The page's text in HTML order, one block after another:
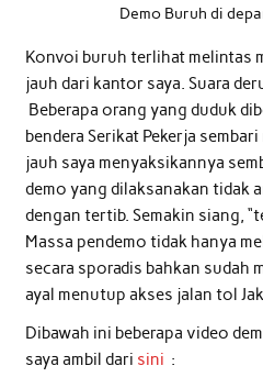
Demo Buruh di
Konvoi buruh terlihat melintas
jauh dari kantor saya. Suara
Beberapa orang yang duduk
bendera Serikat Pekerja
jauh saya menyaksikannya
demo yang dilaksanakan tidak
dengan tertib. Semakin siang,
Massa pendemo tidak hanya
secara sporadis bahkan sudah
ayal menutup akses jalan tol
Dibawah ini beberapa video
saya ambil dari sini :